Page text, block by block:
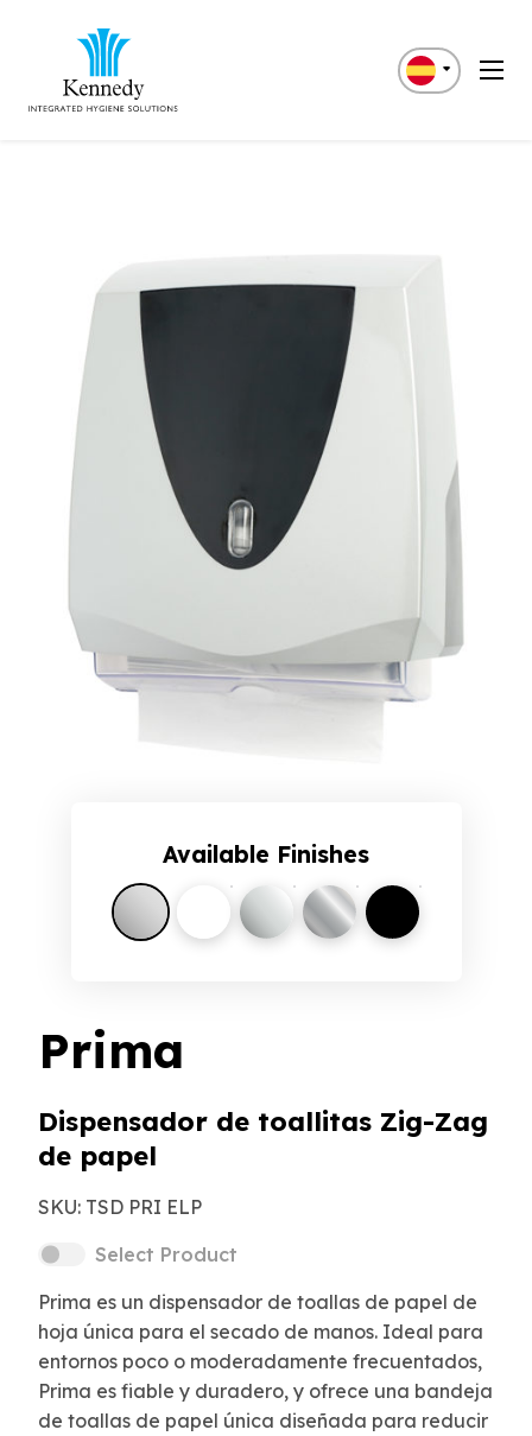
Available Finishes
Prima
Dispensador de toallitas Zig-Zag
de papel
SKU: TSD PRI ELP
Select Product
Prima es un dispensador de toallas de papel de
hoja única para el secado de manos. Ideal para
entornos poco o moderadamente frecuentados,
Prima es fiable y duradero, y ofrece una bandeja
de toallas de papel única diseñada para reducir